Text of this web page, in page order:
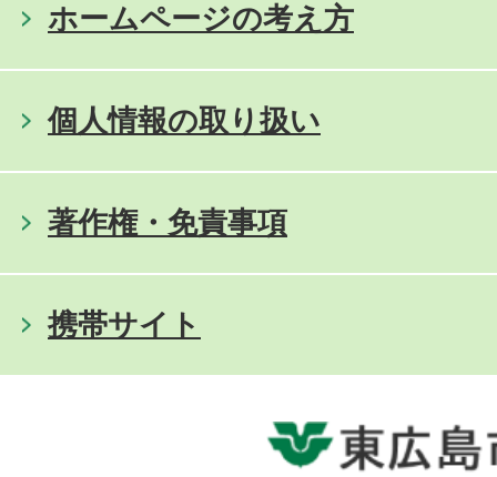
ホームページの考え方
個人情報の取り扱い
著作権・免責事項
携帯サイト